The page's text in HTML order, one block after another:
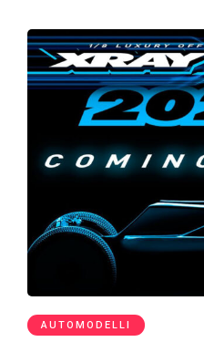
AUTOMODELLI